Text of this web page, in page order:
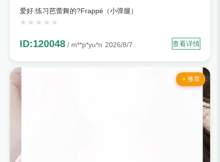
爱好:练习芭蕾舞的?Frappé（小弹腿）
ID:120048 / m**p*yu*n 2026/8/7 查看详情
推荐